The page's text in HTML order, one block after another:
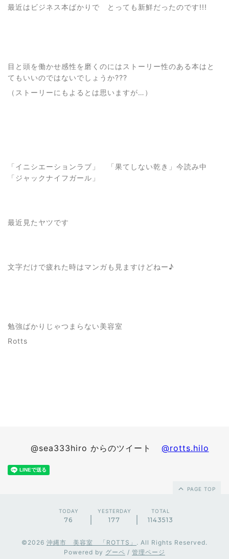
最近はビジネス本ばかりで とっても新鮮だったのです!!!
目と頭を働かせ感性を磨くのにはストーリー性のある本はと
てもいいのではないでしょうか???
（ストーリーにもよるとは思いますが…）
「イニシエーションラブ」 「果てしない乾き」今読み中
「ジャックナイフガール」
最近見たヤツです
文字だけで疲れた時はマンガも見ますけどねー♪
勉強ばかりじゃつまらない美容室
Rotts
@sea333hiro からのツイート @rotts.hilo
PAGE TOP
TODAY
76
YESTERDAY
177
TOTAL
1143513
©2026 沖縄市 美容室 「ROTTS」 . All Rights Reserved.
Powered by グーペ / 管理ページ